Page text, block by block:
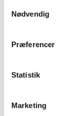
Nødvendig
Præferencer
Statistik
Marketing
2022 (197)
2019 (159)
2017 (167)
2015 (33)